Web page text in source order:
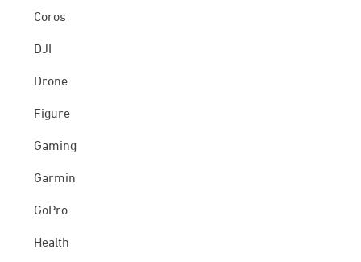
Coros
DJI
Drone
Figure
Gaming
Garmin
GoPro
Health